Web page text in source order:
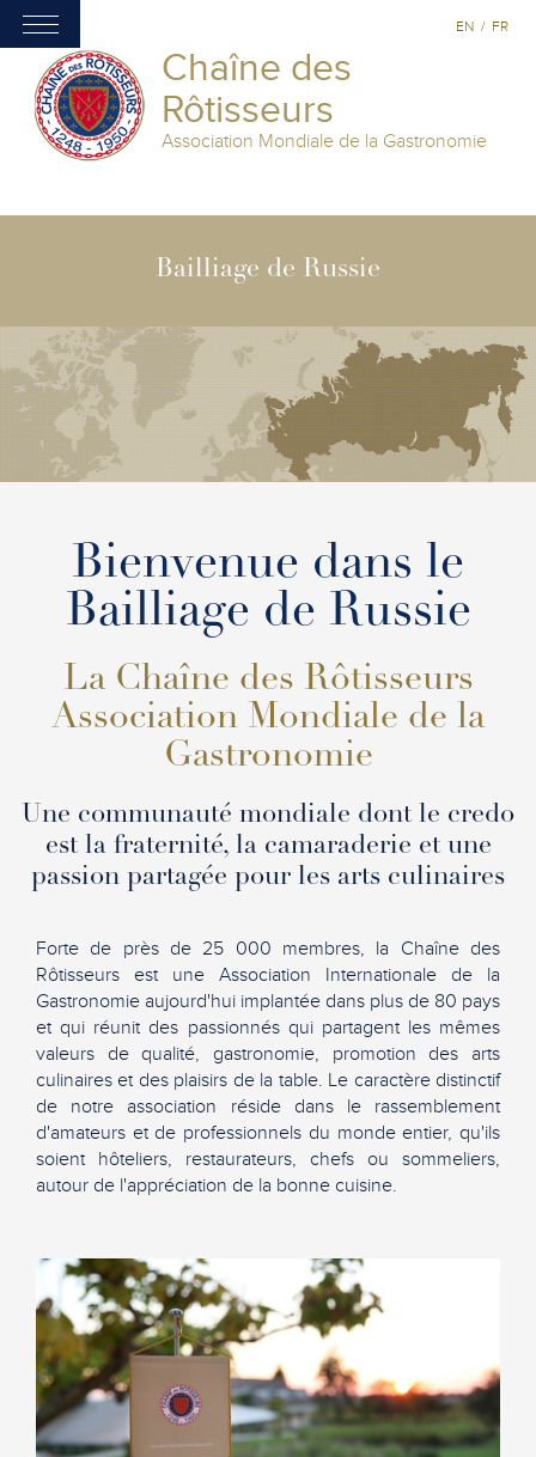
Chaîne des
Rôtisseurs
Association Mondiale de la Gastronomie
EN / FR
Bailliage de Russie
Bienvenue dans le
Bailliage de Russie
La Chaîne des Rôtisseurs
Association Mondiale de la
Gastronomie
Une communauté mondiale dont le credo
est la fraternité, la camaraderie et une
passion partagée pour les arts culinaires
Forte de près de 25 000 membres, la Chaîne des
Rôtisseurs est une Association Internationale de la
Gastronomie aujourd'hui implantée dans plus de 80 pays
et qui réunit des passionnés qui partagent les mêmes
valeurs de qualité, gastronomie, promotion des arts
culinaires et des plaisirs de la table. Le caractère distinctif
de notre association réside dans le rassemblement
d'amateurs et de professionnels du monde entier, qu'ils
soient hôteliers, restaurateurs, chefs ou sommeliers,
autour de l'appréciation de la bonne cuisine.